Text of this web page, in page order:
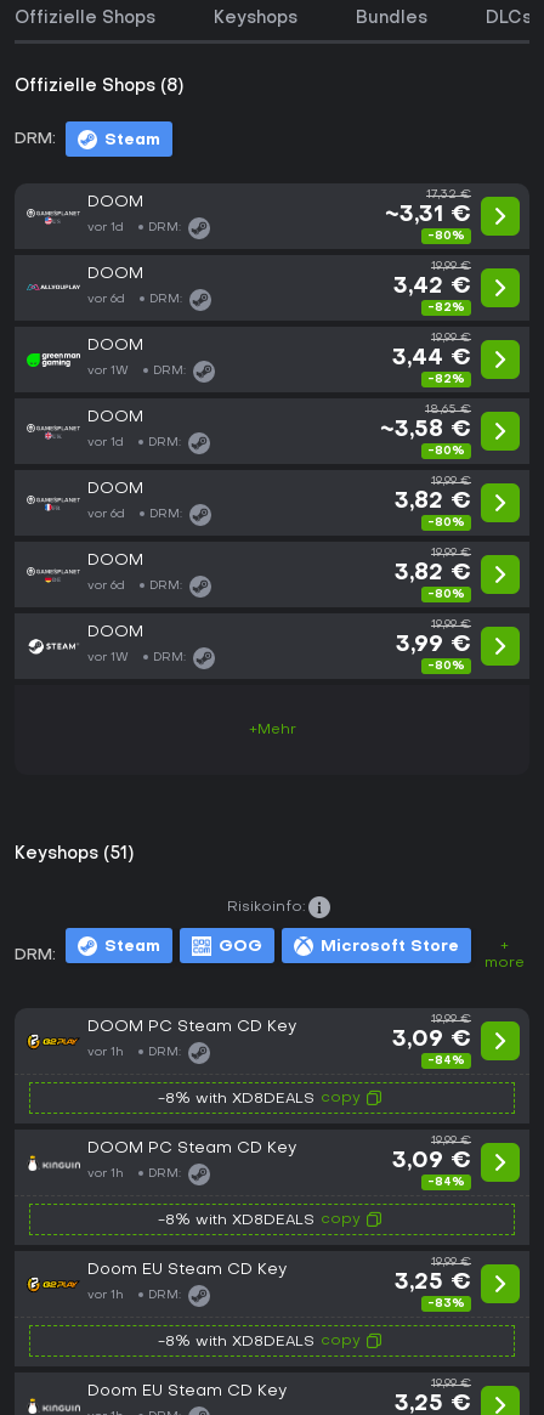
Offizielle Shops Keyshops Bundles DLCs
Offizielle Shops (8)
DRM: Steam
DOOM
vor 1d DRM:
17,32 €
~3,31 €
-80%
DOOM
vor 6d DRM:
19,99 €
3,42 €
-82%
DOOM
vor 1W DRM:
19,99 €
3,44 €
-82%
DOOM
vor 1d DRM:
18,65 €
~3,58 €
-80%
DOOM
vor 6d DRM:
19,99 €
3,82 €
-80%
DOOM
vor 6d DRM:
19,99 €
3,82 €
-80%
DOOM
vor 1W DRM:
19,99 €
3,99 €
-80%
+Mehr
Keyshops (51)
DRM: Steam GOG Microsoft Store
+
more
Risikoinfo:
DOOM PC Steam CD Key
vor 1h DRM:
19,99 €
3,09 €
-84%
-8% with XD8DEALS copy
DOOM PC Steam CD Key
vor 1h DRM:
19,99 €
3,09 €
-84%
-8% with XD8DEALS copy
Doom EU Steam CD Key
vor 1h DRM:
19,99 €
3,25 €
-83%
-8% with XD8DEALS copy
Doom EU Steam CD Key 19,99 €
3,25 €